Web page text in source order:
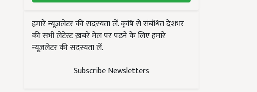
हमारे न्यूज़लेटर की सदस्यता लें. कृषि से संबंधित देशभर
की सभी लेटेस्ट ख़बरें मेल पर पढ़ने के लिए हमारे
न्यूज़लेटर की सदस्यता लें.
Subscribe Newsletters